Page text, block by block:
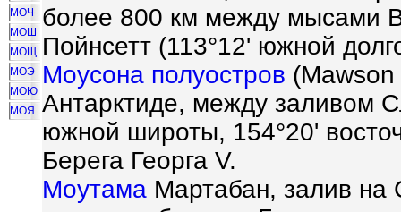
МОЧ
МОШ
МОЩ
МОЭ
МОЮ
МОЯ
более 800 км между мысами
Пойнсетт (113°12' южной
Моусона полуостров
Антарктиде, между заливом
южной широты, 154°20'
Берега Георга V.
Моутама Мартабан, залив на